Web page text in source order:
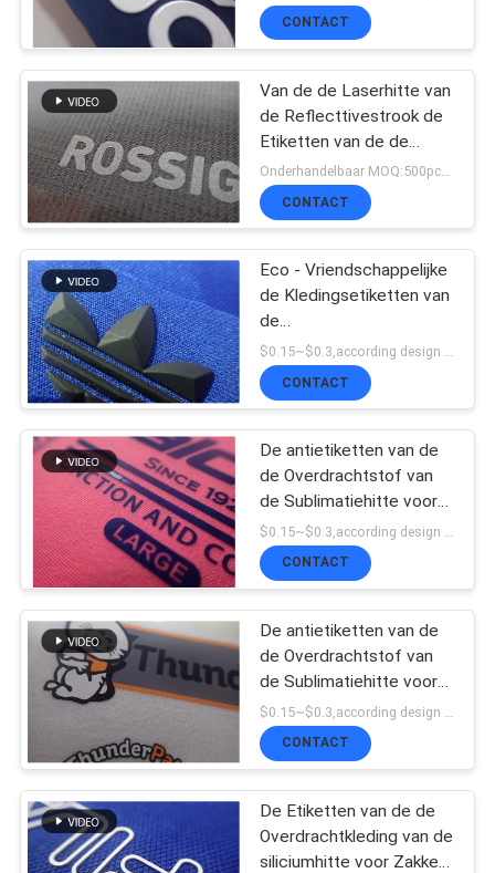
NIEUWS
ALLE
GEVALLEN
VR
SHOW
SITEMAP
PRIVACYBELEID
Luggages
CONTACT
Van de de Laserhitte van
de Reflecttivestrook de
Etiketten van de de
Overdrachtkleding voor
Kappendecoratie
Onderhandelbaar MOQ:500pce per
CONTACT
Eco - Vriendschappelijke
de Kledingsetiketten van
de
Hitteoverdracht/Tagless-
Overhemdsetiketten
$0.15~$0.3,according design MOQ:500pce per
CONTACT
De antietiketten van de
de Overdrachtstof van
de Sublimatiehitte voor
Kleding, Zakken, Hoeden
CONTACT
De antietiketten van de
de Overdrachtstof van
de Sublimatiehitte voor
het Werkslijtage Shinny
en Steenembleem
CONTACT
De Etiketten van de de
Overdrachtkleding van de
siliciumhitte voor Zakken,